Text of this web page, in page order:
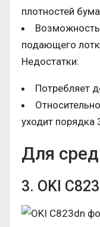
плотностей
подающего
Недостатки:
Потребляет
уходит порядка
Для
3. OKI